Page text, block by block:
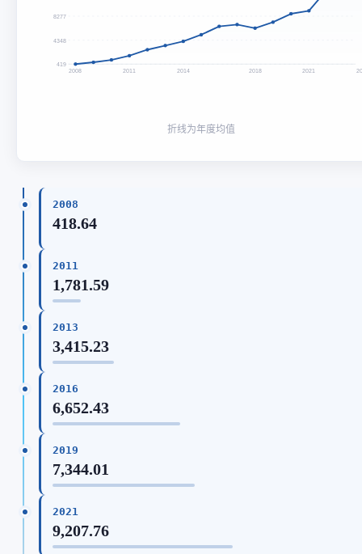
8277
4348
419
2008 2011 2014 2018 2021
折线为年度均值
2008
418.64
2011
1,781.59
2013
3,415.23
2016
6,652.43
2019
7,344.01
2021
9,207.76